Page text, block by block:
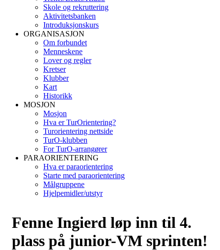
Skole og rekruttering
Aktivitetsbanken
Introduksjonskurs
ORGANISASJON
Om forbundet
Menneskene
Lover og regler
Kretser
Klubber
Kart
Historikk
MOSJON
Mosjon
Hva er TurOrientering?
Turorientering nettside
TurO-klubben
For TurO-arrangører
PARAORIENTERING
Hva er paraorientering
Starte med paraorientering
Målgruppene
Hjelpemidler/utstyr
Fenne Ingierd løp inn til 4.
plass på junior-VM sprinten!